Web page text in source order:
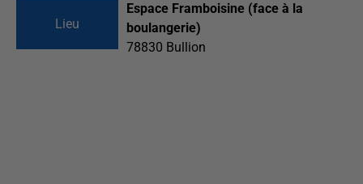
Lieu
Espace Framboisine (face à la
boulangerie)
78830 Bullion